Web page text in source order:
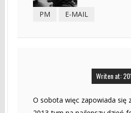
PM E-MAIL
Writen at:
O sobota więc zapowiada się